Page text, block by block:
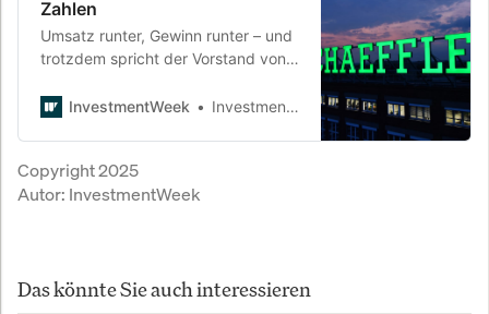
Zahlen
Umsatz runter, Gewinn runter – und
trotzdem spricht der Vorstand von
Autozulieferer Schaeffler geht mit
Gegenwind aus Märkten und Politik
wird rauer.
InvestmentWeek InvestmentWeek
Copyright 2025
Autor: InvestmentWeek
Das könnte Sie auch interessieren